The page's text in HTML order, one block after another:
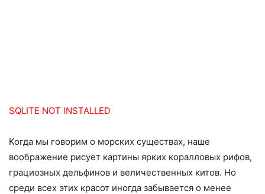
SQLITE NOT INSTALLED
Когда мы говорим о морских существах, наше
воображение рисует картины ярких коралловых рифов,
грациозных дельфинов и величественных китов. Но
среди всех этих красот иногда забывается о менее